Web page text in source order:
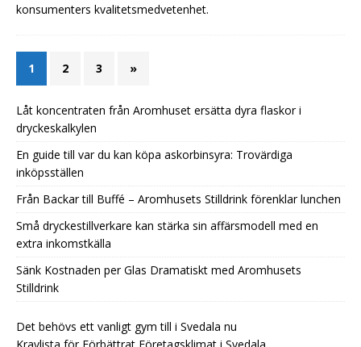
konsumenters kvalitetsmedvetenhet.
1 2 3 »
Låt koncentraten från Aromhuset ersätta dyra flaskor i
dryckeskalkylen
En guide till var du kan köpa askorbinsyra: Trovärdiga
inköpsställen
Från Backar till Buffé – Aromhusets Stilldrink förenklar lunchen
Små dryckestillverkare kan stärka sin affärsmodell med en
extra inkomstkälla
Sänk Kostnaden per Glas Dramatiskt med Aromhusets
Stilldrink
Det behövs ett vanligt gym till i Svedala nu